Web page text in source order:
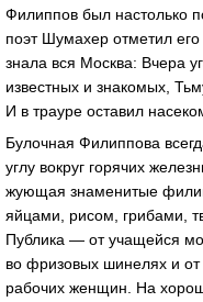
Филиппов был настолько
поэт Шумахер отметил
знала вся Москва: Вчера
известных и знакомых,
И в трауре оставил
Булочная Филиппова
углу вокруг горячих
жующая знаменитые
яйцами, рисом, грибами,
Публика — от учащейся
во фризовых шинелях и
рабочих женщин. На